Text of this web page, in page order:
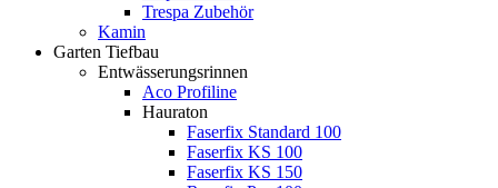
Trespa Zubehör
Kamin
Garten Tiefbau
Entwässerungsrinnen
Aco Profiline
Hauraton
Faserfix Standard 100
Faserfix KS 100
Faserfix KS 150